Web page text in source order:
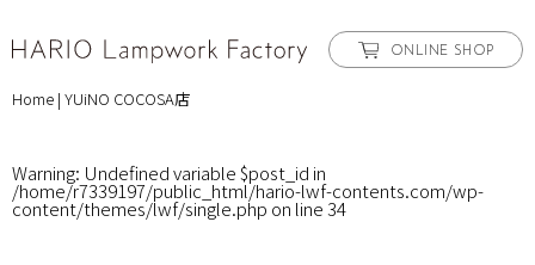
ONLINE SHOP
Home | YUiNO COCOSA店
Warning: Undefined variable $post_id in
/home/r7339197/public_html/hario-lwf-contents.com/wp-
content/themes/lwf/single.php on line34